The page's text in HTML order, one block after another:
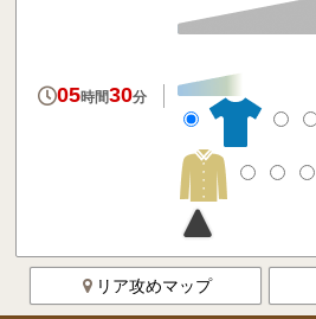
05時間30分
リア攻めマップ